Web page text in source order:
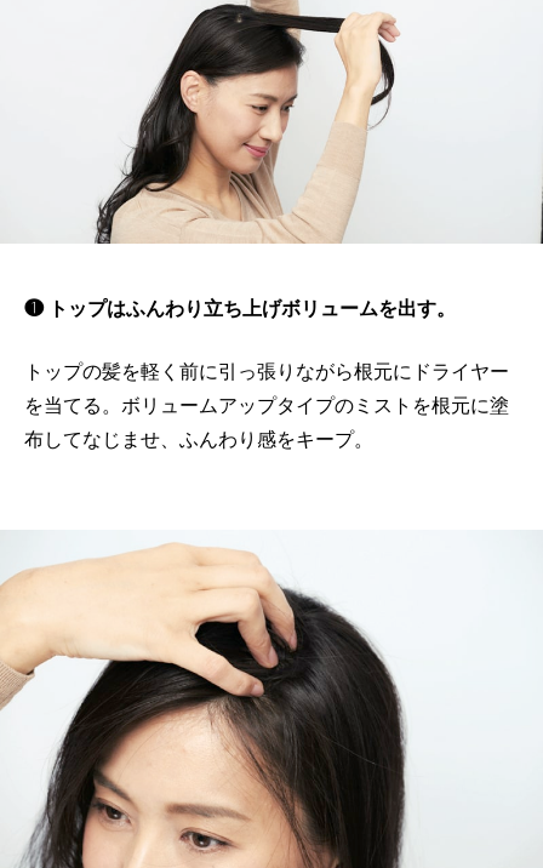
❶ トップはふんわり立ち上げボリュームを出す。
トップの髪を軽く前に引っ張りながら根元にドライヤー
を当てる。ボリュームアップタイプのミストを根元に塗
布してなじませ、ふんわり感をキープ。